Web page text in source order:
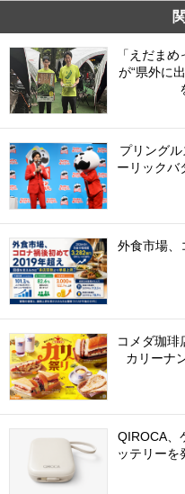
「えだま
が“県外に
プリング
ーリック
外食市場
コメダ珈
カリーナ
QIROCA、
ッテリー